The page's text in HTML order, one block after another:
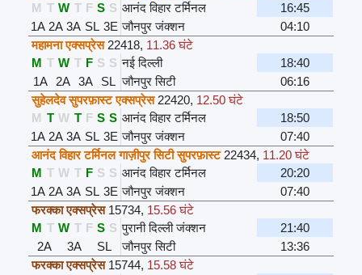
M T W T F S S आनंद विहार टर्मिनल
16:45
1A 2A 3A SL 3E जौनपुर जंक्शन
04:10
महामना एक्सप्रेस 22418, 11.36 घंटे
M T W T F S S नई दिल्ली
18:40
1A
2A 3A SL जौनपुर सिटी
06:16
सुहेलदेव सुपरफ़ास्ट एक्सप्रेस 22420, 12.50 घंटे
M T W T F S S आनंद विहार टर्मिनल
18:50
1A 2A 3A SL 3E जौनपुर जंक्शन
07:40
आनंद विहार टर्मिनल गाज़ीपुर सिटी सुपरफ़ास्ट 22434, 11.20 घंटे
M T W T F S S आनंद विहार टर्मिनल
20:20
1A 2A 3A SL 3E जौनपुर जंक्शन
07:40
फरक्का एक्सप्रेस 15734, 15.56 घंटे
M T W T F S S पुरानी दिल्ली जंक्शन
21:40
2A
3A SL जौनपुर सिटी
13:36
फरक्का एक्सप्रेस 15744, 15.58 घंटे